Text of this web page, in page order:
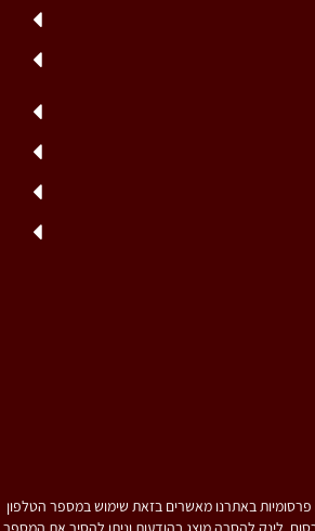
פרסומיות באתרנו מאשרים בזאת שימוש במספר הטלפון